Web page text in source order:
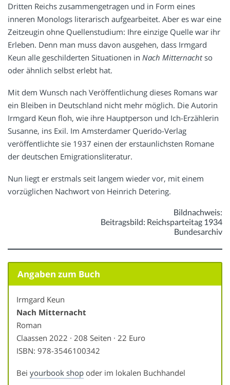
Dritten Reichs zusammengetragen und in Form eines
inneren Monologs literarisch aufgearbeitet. Aber es war eine
Zeitzeugin ohne Quellenstudium: Ihre einzige Quelle war ihr
Erleben. Denn man muss davon ausgehen, dass Irmgard
Keun alle geschilderten Situationen in Nach Mitternachtso
oder ähnlich selbst erlebt hat.
Mit dem Wunsch nach Veröffentlichung dieses Romans war
ein Bleiben in Deutschland nicht mehr möglich. Die Autorin
Irmgard Keun floh, wie ihre Hauptperson und Ich-Erzählerin
Susanne, ins Exil. Im Amsterdamer Querido-Verlag
veröffentlichte sie 1937 einen der erstaunlichsten Romane
der deutschen Emigrationsliteratur.
Nun liegt er erstmals seit langem wieder vor, mit einem
vorzüglichen Nachwort von Heinrich Detering.
Bildnachweis:
Beitragsbild: Reichsparteitag 1934
Bundesarchiv
Angaben zum Buch
Irmgard Keun
Nach Mitternacht
Roman
Claassen 2022 · 208 Seiten · 22 Euro
ISBN: 978-3546100342
Bei yourbook shop oder im lokalen Buchhandel